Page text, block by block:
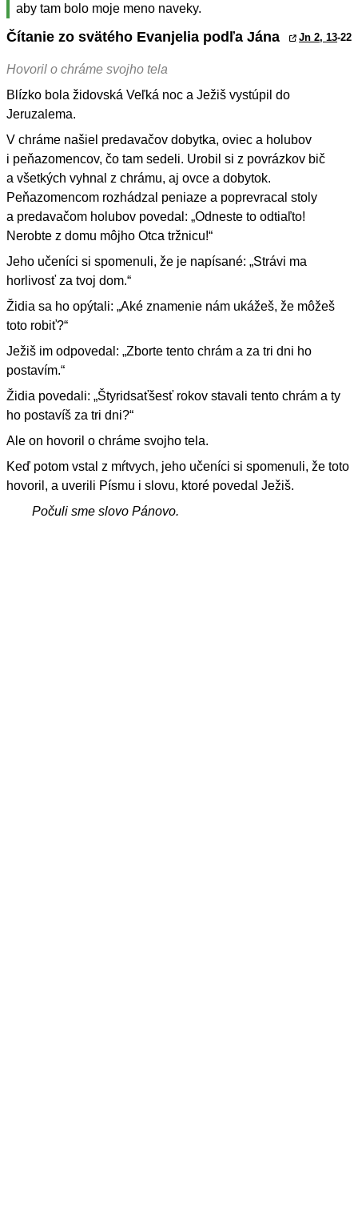
aby tam bolo moje meno naveky.
Čítanie zo svätého Evanjelia podľa Jána Jn 2, 13-22
Hovoril o chráme svojho tela
Blízko bola židovská Veľká noc a Ježiš vystúpil do
Jeruzalema.
V chráme našiel predavačov dobytka, oviec a holubov
i peňazomencov, čo tam sedeli. Urobil si z povrázkov bič
a všetkých vyhnal z chrámu, aj ovce a dobytok.
Peňazomencom rozhádzal peniaze a poprevracal stoly
a predavačom holubov povedal: „Odneste to odtiaľto!
Nerobte z domu môjho Otca tržnicu!“
Jeho učeníci si spomenuli, že je napísané: „Strávi ma
horlivosť za tvoj dom.“
Židia sa ho opýtali: „Aké znamenie nám ukážeš, že môžeš
toto robiť?“
Ježiš im odpovedal: „Zborte tento chrám a za tri dni ho
postavím.“
Židia povedali: „Štyridsaťšesť rokov stavali tento chrám a ty
ho postavíš za tri dni?“
Ale on hovoril o chráme svojho tela.
Keď potom vstal z mŕtvych, jeho učeníci si spomenuli, že toto
hovoril, a uverili Písmu i slovu, ktoré povedal Ježiš.
Počuli sme slovo Pánovo.